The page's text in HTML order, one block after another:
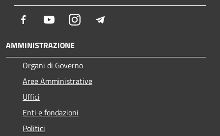
Facebook YoutubeInstagram
AMMINISTRAZIONE
Organi di Governo
Aree Amministrative
Uffici
Enti e fondazioni
Politici